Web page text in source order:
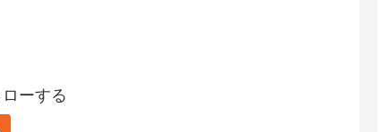
ーする